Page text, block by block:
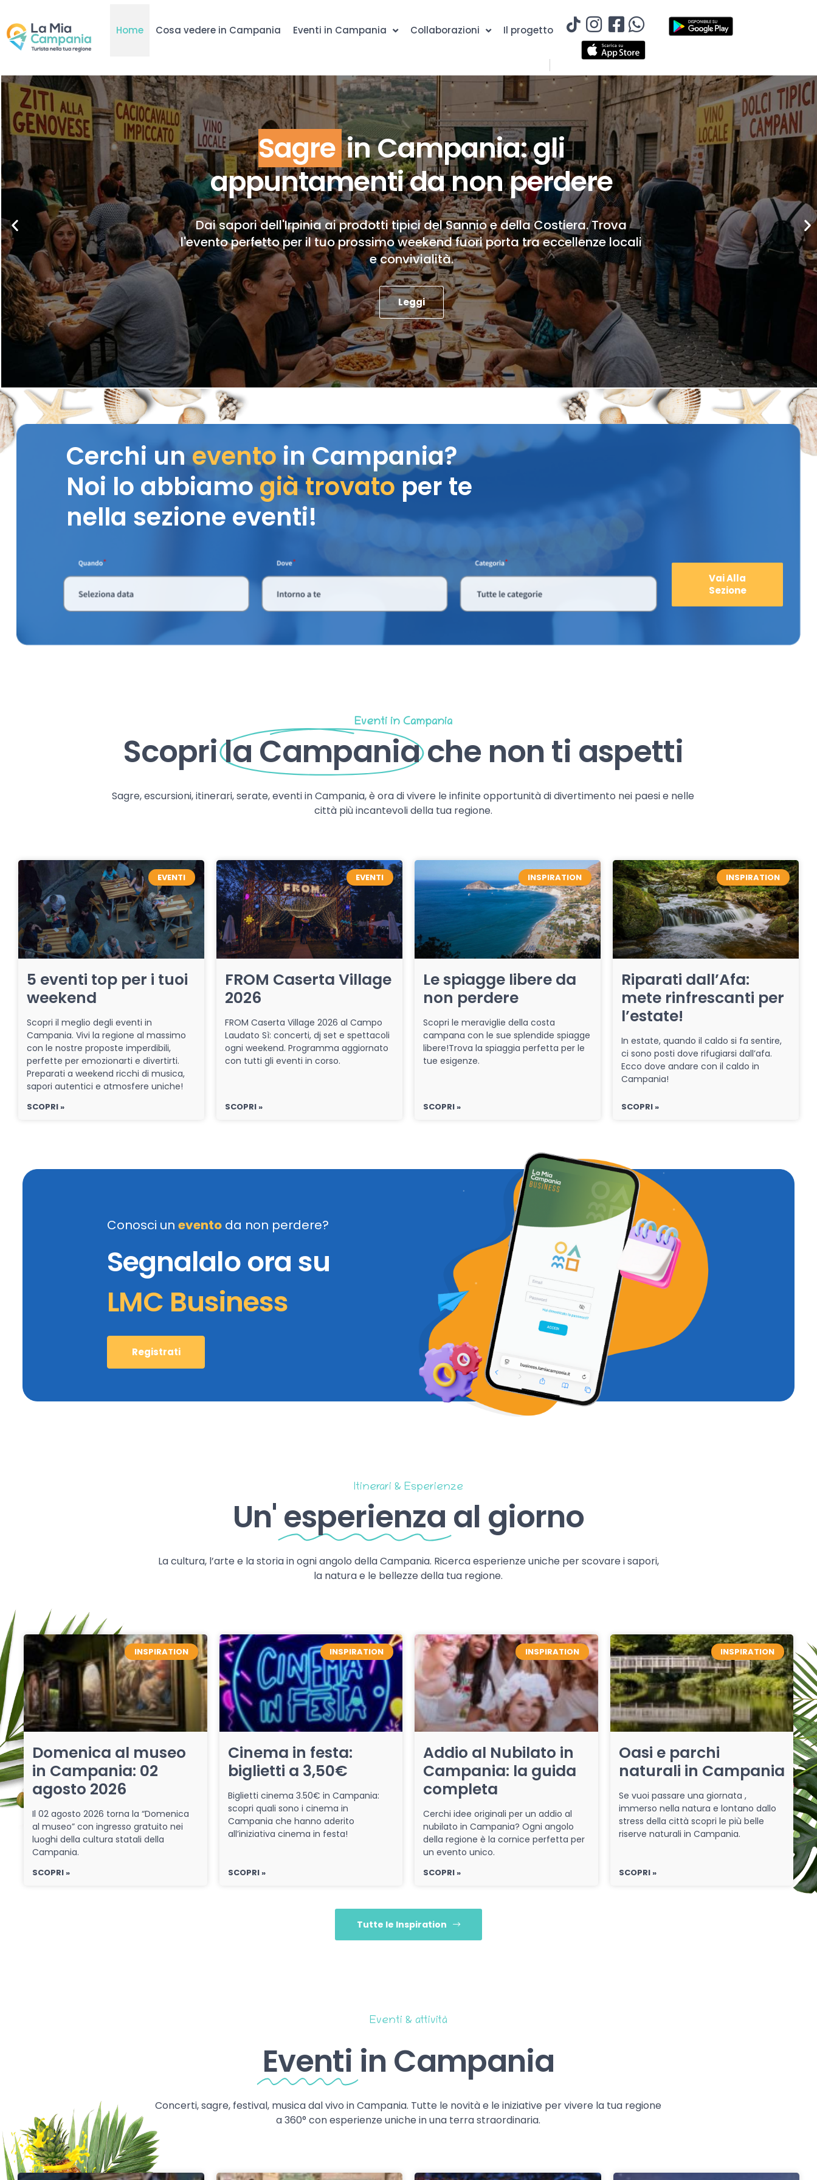
Home Cosa vedere in Campania Eventi in Campania Collaborazioni Il progetto
Sagre in Campania: gli
appuntamenti da non perdere
Dai sapori dell'Irpinia ai prodotti tipici del Sannio e della Costiera. Trova
l'evento perfetto per il tuo prossimo weekend fuori porta tra eccellenze locali
e convivialità.
Leggi
Cerchi uneventoin Campania?
Noi lo abbiamogià trovato per te
nella sezione eventi!
Vai Alla
Sezione
Eventi in Campania
Scoprila Campaniache non ti aspetti
Sagre, escursioni, itinerari, serate, eventi in Campania, è ora di vivere le infinite opportunità di divertimento nei paesi e nelle
città più incantevoli della tua regione.
EVENTI
5 eventi top per i tuoi
weekend
Scopri il meglio degli eventi in
Campania. Vivi la regione al massimo
con le nostre proposte imperdibili,
perfette per emozionarti e divertirti.
Preparati a weekend ricchi di musica,
sapori autentici e atmosfere uniche!
SCOPRI »
EVENTI
FROM Caserta Village
2026
FROM Caserta Village 2026 al Campo
Laudato Sì: concerti, dj set e spettacoli
ogni weekend. Programma aggiornato
con tutti gli eventi in corso.
SCOPRI »
INSPIRATION
Le spiagge libere da
non perdere
Scopri le meraviglie della costa
campana con le sue splendide spiagge
libere!Trova la spiaggia perfetta per le
tue esigenze.
SCOPRI »
INSPIRATION
Riparati dall’Afa:
mete rinfrescanti per
l’estate!
In estate, quando il caldo si fa sentire,
ci sono posti dove rifugiarsi dall’afa.
Ecco dove andare con il caldo in
Campania!
SCOPRI »
Conosci un evento da non perdere?
Segnalalo ora su
LMC Business
Registrati
Itinerari & Esperienze
Un' esperienza al giorno
La cultura, l’arte e la storia in ogni angolo della Campania. Ricerca esperienze uniche per scovare i sapori,
la natura e le bellezze della tua regione.
INSPIRATION
Domenica al museo
in Campania: 02
agosto 2026
Il 02 agosto 2026 torna la “Domenica
al museo” con ingresso gratuito nei
luoghi della cultura statali della
Campania.
SCOPRI »
INSPIRATION
Cinema in festa:
biglietti a 3,50€
Biglietti cinema 3.50€ in Campania:
scopri quali sono i cinema in
Campania che hanno aderito
all’iniziativa cinema in festa!
SCOPRI »
INSPIRATION
Addio al Nubilato in
Campania: la guida
completa
Cerchi idee originali per un addio al
nubilato in Campania? Ogni angolo
della regione è la cornice perfetta per
un evento unico.
SCOPRI »
INSPIRATION
Oasi e parchi
naturali in Campania
Se vuoi passare una giornata ,
immerso nella natura e lontano dallo
stress della città scopri le più belle
riserve naturali in Campania.
SCOPRI »
Tutte le Inspiration
Eventi & attività
Eventi in Campania
Concerti, sagre, festival, musica dal vivo in Campania. Tutte le novità e le iniziative per vivere la tua regione
a 360° con esperienze uniche in una terra straordinaria.